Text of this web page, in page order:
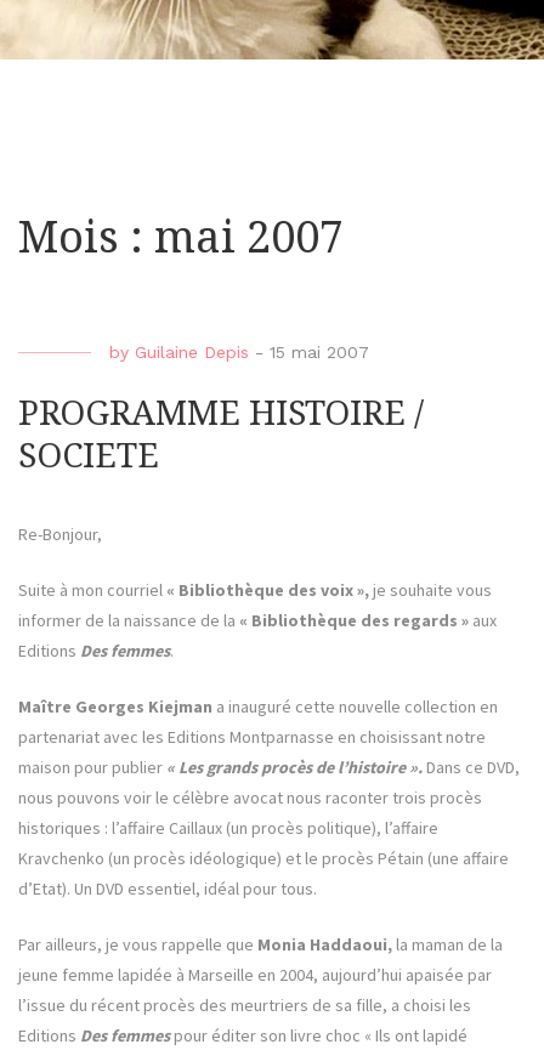
Mois : mai 2007
by Guilaine Depis - 15 mai 2007
PROGRAMME HISTOIRE /
SOCIETE
Re-Bonjour,
Suite à mon courriel « Bibliothèque des voix », je souhaite vous
informer de la naissance de la « Bibliothèque des regards » aux
Editions Des femmes.
Maître Georges Kiejman a inauguré cette nouvelle collection en
partenariat avec les Editions Montparnasse en choisissant notre
maison pour publier « Les grands procès de l’histoire ». Dans ce DVD,
nous pouvons voir le célèbre avocat nous raconter trois procès
historiques : l’affaire Caillaux (un procès politique), l’affaire
Kravchenko (un procès idéologique) et le procès Pétain (une affaire
d’Etat). Un DVD essentiel, idéal pour tous.
Par ailleurs, je vous rappelle que Monia Haddaoui, la maman de la
jeune femme lapidée à Marseille en 2004, aujourd’hui apaisée par
l’issue du récent procès des meurtriers de sa fille, a choisi les
Editions Des femmespour éditer son livre choc « Ils ont lapidé